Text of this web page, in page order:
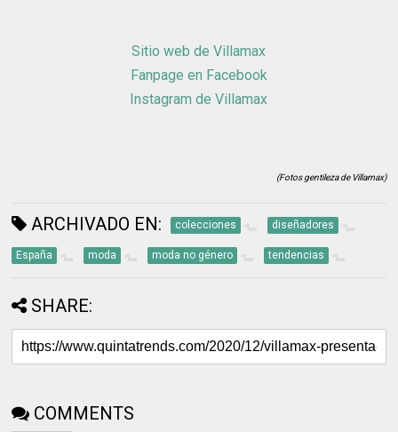
Sitio web de Villamax
Fanpage en Facebook
Instagram de Villamax
(Fotos gentileza de Villamax)
ARCHIVADO EN: colecciones diseñadores
España moda moda no género tendencias
SHARE:
COMMENTS